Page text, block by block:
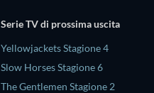
Serie TV di prossima uscita
Yellowjackets Stagione 4
Slow Horses Stagione 6
The Gentlemen Stagione 2